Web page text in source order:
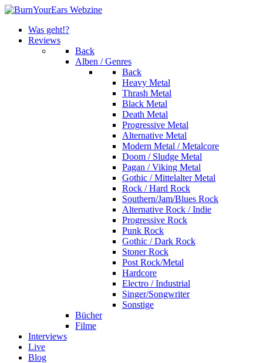
Was geht!?
Reviews
Back
Alben / Genres
Back
Heavy Metal
Thrash Metal
Black Metal
Death Metal
Progressive Metal
Alternative Metal
Modern Metal / Metalcore
Doom / Sludge Metal
Pagan / Viking Metal
Gothic / Mittelalter Metal
Rock / Hard Rock
Southern/Jam/Blues Rock
Alternative Rock / Indie
Progressive Rock
Punk Rock
Gothic / Dark Rock
Stoner Rock
Post Rock/Metal
Hardcore
Electro / Industrial
Singer/Songwriter
Sonstige
Bücher
Filme
Interviews
Live
Blog